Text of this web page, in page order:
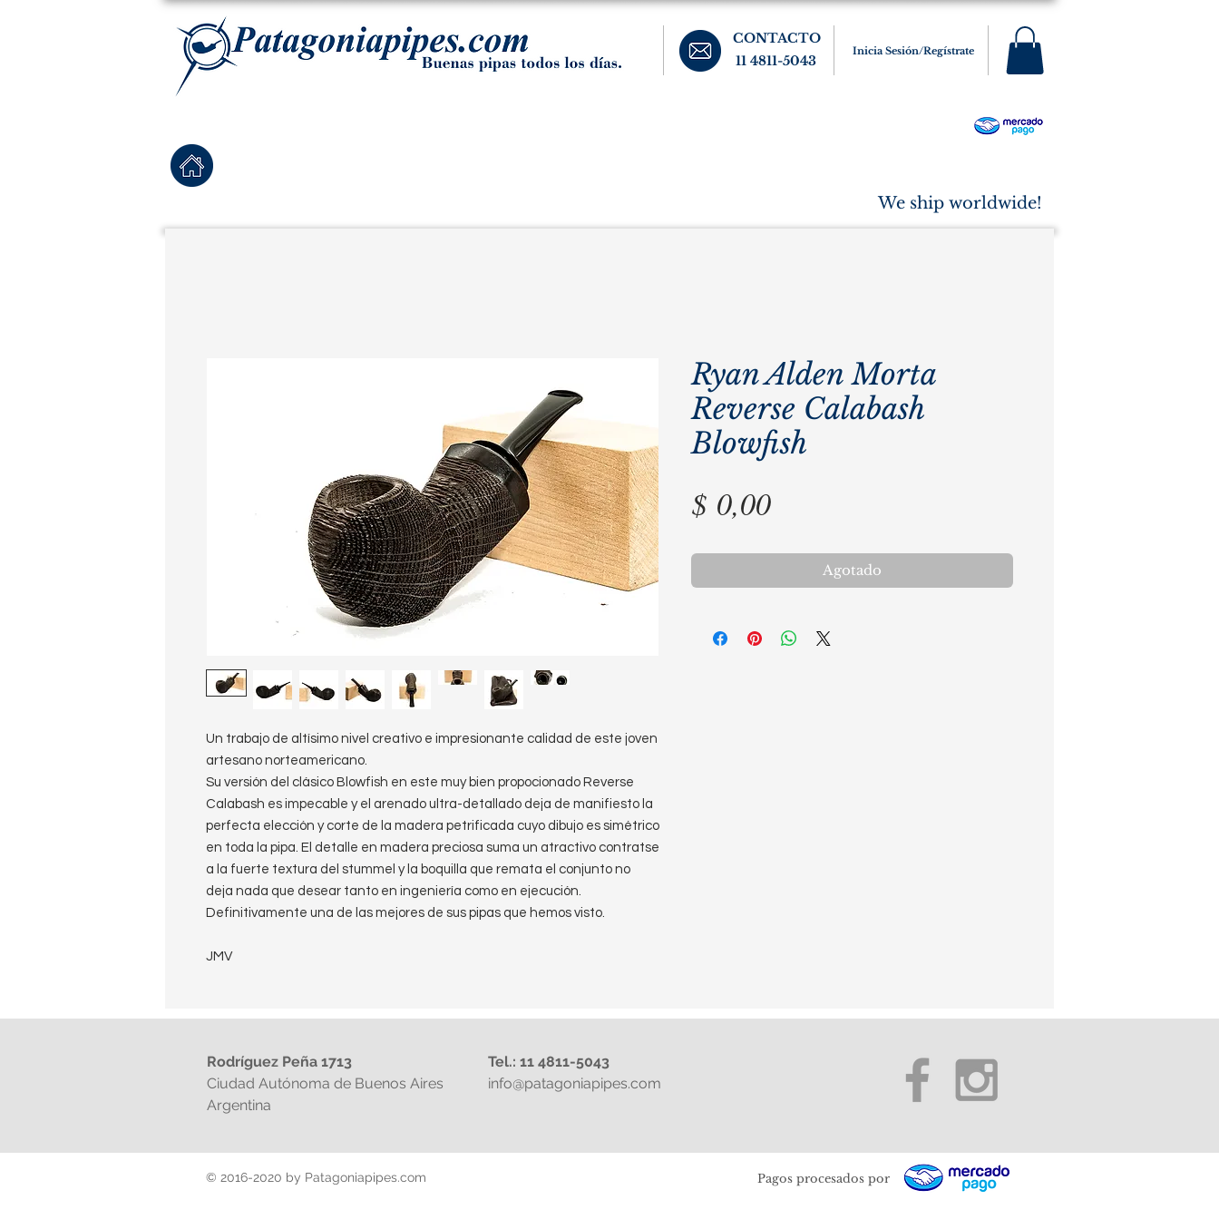
CONTACTO
11 4811-5043
Inicia Sesión/Regístrate
We ship worldwide!
Un trabajo de altísimo nivel creativo e impresionante calidad de este joven
artesano norteamericano.
Su versión del clásico Blowfish en este muy bien propocionado Reverse
Calabash es impecable y el arenado ultra-detallado deja de manifiesto la
perfecta elección y corte de la madera petrificada cuyo dibujo es simétrico
en toda la pipa. El detalle en madera preciosa suma un atractivo contratse
a la fuerte textura del stummel y la boquilla que remata el conjunto no
deja nada que desear tanto en ingeniería como en ejecución.
Definitivamente una de las mejores de sus pipas que hemos visto.
JMV
Ryan Alden Morta
Reverse Calabash
Blowfish
$ 0,00Precio
Agotado
Rodríguez Peña 1713
Ciudad Autónoma de Buenos Aires
Argentina
Tel.: 11 4811-5043
info@patagoniapipes.com
© 2016-2020 by Patagoniapipes.com Pagos procesados por